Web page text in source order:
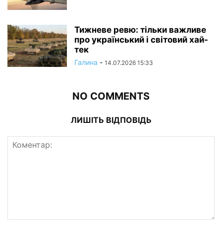
Тижневе ревю: тільки важливе
про український і світовий хай-
тек
Галина - 14.07.2026 15:33
NO COMMENTS
ЛИШІТЬ ВІДПОВІДЬ